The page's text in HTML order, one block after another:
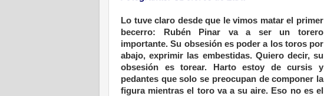
Lo tuve claro desde que le vimos matar e l primer
becerro: Rubén Pinar va a ser un torero
importante. Su obsesión es poder a los toros por
abajo, exprimir las embestidas. Quiero decir, su
obsesión es torear. Harto estoy de cursis y
pedantes que solo se preocupan de componer la
figura mientras el toro va a su aire. Eso no es el